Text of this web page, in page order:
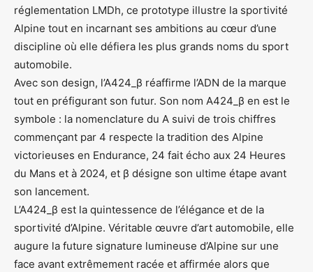
réglementation LMDh, ce prototype illustre la sportivité
Alpine tout en incarnant ses ambitions au cœur d’une
discipline où elle défiera les plus grands noms du sport
automobile.
Avec son design, l’A424_β réaffirme l’ADN de la marque
tout en préfigurant son futur. Son nom A424_β en est le
symbole : la nomenclature du A suivi de trois chiffres
commençant par 4 respecte la tradition des Alpine
victorieuses en Endurance, 24 fait écho aux 24 Heures
du Mans et à 2024, et β désigne son ultime étape avant
son lancement.
L’A424_β est la quintessence de l’élégance et de la
sportivité d’Alpine. Véritable œuvre d’art automobile, elle
augure la future signature lumineuse d’Alpine sur une
face avant extrêmement racée et affirmée alors que